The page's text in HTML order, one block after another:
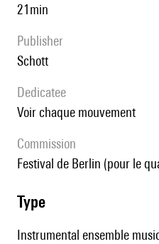
21min
publisher
Schott
Dedicatee
voir chaque mouvement
Commission
Festival de Berlin (pour le
type
Instrumental ensemble